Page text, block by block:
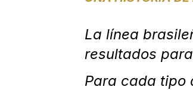
La línea
resultados
Para cada tipo